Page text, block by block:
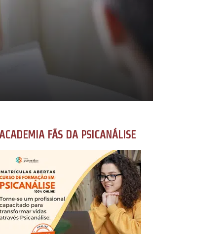
ACADEMIA FÃS DA PSICANÁLISE